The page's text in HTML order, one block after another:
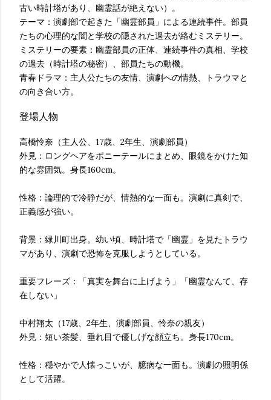
古い時計塔があり、幽霊話が絶えない）。
テーマ：演劇部で起きた「幽霊部員」による連続事件。部員
たちの心理的な闇と学校の隠された過去が絡むミステリー。
ミステリーの要素：幽霊部員の正体、連続事件の真相、学校
の過去（時計塔の秘密）、部員たちの動機。
青春ドラマ：主人公たちの友情、演劇への情熱、トラウマと
の向き合い方。
登場人物
高橋怜奈（主人公、17歳、2年生、演劇部員）
外見：ロングヘアをポニーテールにまとめ、眼鏡をかけた知
的な雰囲気。身長160cm。
性格：論理的で冷静だが、情熱的な一面も。演劇に真剣で、
正義感が強い。
背景：緑川町出身。幼い頃、時計塔で「幽霊」を見たトラウ
マがあり、演劇で恐怖を克服しようとしている。
重要フレーズ：「真実を舞台に上げよう」「幽霊なんて、存
在しない」
中村翔太（17歳、2年生、演劇部員、怜奈の親友）
外見：短い茶髪、垂れ目で優しげな顔立ち。身長170cm。
性格：穏やかで人懐っこいが、臆病な一面も。演劇の照明係
として活躍。